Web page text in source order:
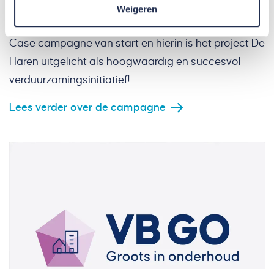
Weigeren
succesvolle renovatie- en verduurzamingsprojecten
worden gepresenteerd. In april 2023 ging de Klaar is
Case campagne van start en hierin is het project De
Haren uitgelicht als hoogwaardig en succesvol
verduurzamingsinitiatief!
Lees verder over de campagne